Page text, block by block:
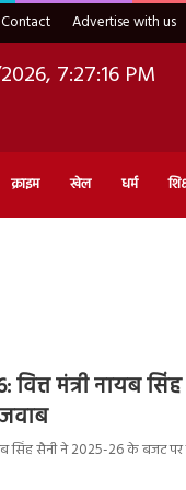
Contact Advertise with us
7:27:17 PM
क्राइम खेल धर्म
मंत्री नायब
सिंह सैनी ने 2025-26 के बजट पर